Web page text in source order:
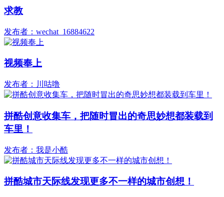
求教
发布者：wechat_16884622
视频奉上
发布者：川咕噜
拼酷创意收集车，把随时冒出的奇思妙想都装载到
车里！
发布者：我是小酷
拼酷城市天际线发现更多不一样的城市创想！